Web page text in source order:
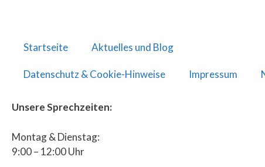
Startseite Aktuelles und Blog
Datenschutz & Cookie-Hinweise Impressum
Unsere Sprechzeiten:
Montag & Dienstag:
9:00 – 12:00 Uhr